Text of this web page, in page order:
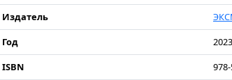
Издатель
Год
2023
ISBN